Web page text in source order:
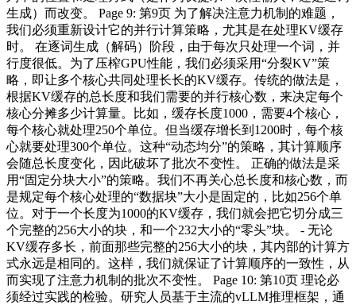
生成）而改变。 Page 9: 第9页 为了解决注意力机制的难题，
我们必须重新设计它的并行计算策略，尤其是在处理KV缓存
时。 在逐词生成（解码）阶段，由于每次只处理一个词，并
行度很低。为了压榨GPU性能，我们必须采用“分裂KV”策
略，即让多个核心共同处理长长的KV缓存。传统的做法是，
根据KV缓存的总长度和我们需要的并行核心数，来决定每个
核心分摊多少计算量。比如，缓存长度1000，需要4个核心，
每个核心就处理250个单位。但当缓存增长到1200时，每个核
心就要处理300个单位。这种“动态均分”的策略，其计算顺序
会随总长度变化，因此破坏了批次不变性。 正确的做法是采
用“固定分块大小”的策略。我们不再关心总长度和核心数，而
是规定每个核心处理的“数据块”大小是固定的，比如256个单
位。对于一个长度为1000的KV缓存，我们就会把它切分成三
个完整的256大小的块，和一个232大小的“零头”块。 - 无论
KV缓存多长，前面那些完整的256大小的块，其内部的计算方
式永远是相同的。这样，我们就保证了计算顺序的一致性，从
而实现了注意力机制的批次不变性。 Page 10: 第10页 理论必
须经过实践的检验。研究人员基于主流的vLLM推理框架，通